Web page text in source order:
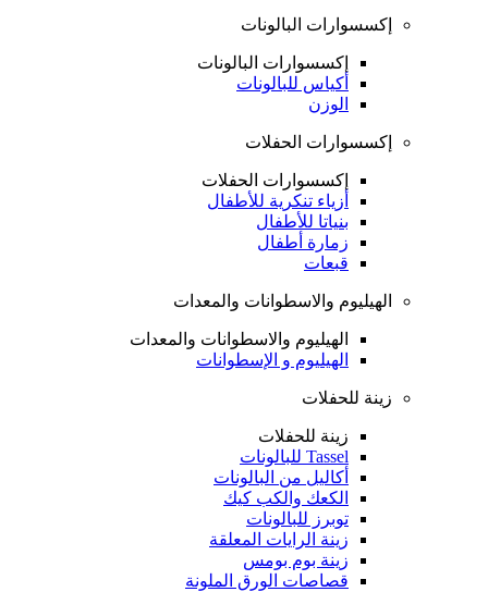
إكسسوارات البالونات
إكسسوارات البالونات
أكياس للبالونات
الوزن
إكسسوارات الحفلات
إكسسوارات الحفلات
أزياء تنكرية للأطفال
بنياتا للأطفال
زمارة أطفال
قبعات
الهيليوم والاسطوانات والمعدات
الهيليوم والاسطوانات والمعدات
الهيليوم و الإسطوانات
زينة للحفلات
زينة للحفلات
Tassel للبالونات
أكاليل من البالونات
الكعك والكب كيك
توبرز للبالونات
زينة الرايات المعلقة
زينة بوم بومس
قصاصات الورق الملونة